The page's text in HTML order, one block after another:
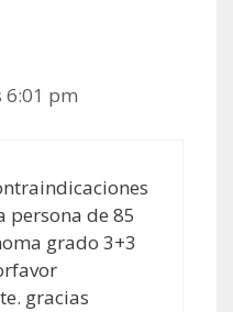
6:01 pm
persona de 85
grado 3+3
gracias